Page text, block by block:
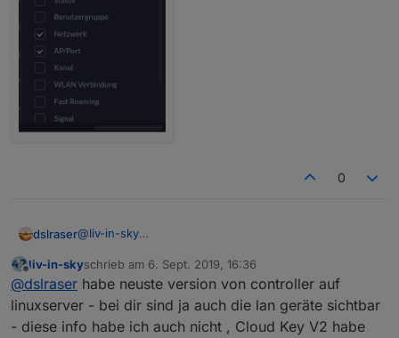
0
dslraser@liv-in-sky
drauf und in welcher Version läuft Dein Controller ?
Ich nutze einen "echten" Cloud Key V2
Offline
liv-in-skyschrieb am 6. Sept. 2019, 16:36
zuletzt editiert von
@dslraser habe neuste version von controller auf
linuxserver - bei dir sind ja auch die lan geräte sichtbar
- diese info habe ich auch nicht , Cloud Key V2 habe